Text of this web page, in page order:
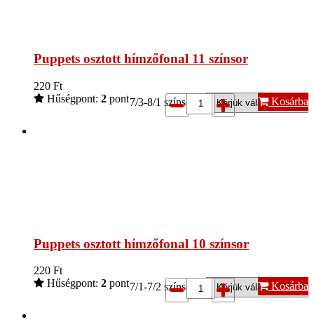
Puppets osztott hímzőfonal 11 színsor
220 Ft
Hűségpont: 2 pont7/3-8/1 színsor*: Kosárba
Puppets osztott hímzőfonal 10 színsor
220 Ft
Hűségpont: 2 pont7/1-7/2 színsor*: Kosárba